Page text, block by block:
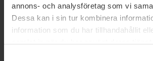
annons- och analysföretag som vi
Dessa kan i sin tur kombinera
information som du har tillhandahållit